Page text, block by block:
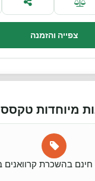
צפייה והזמנה
מיוחדות טקסס